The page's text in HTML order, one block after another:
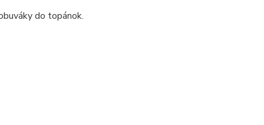
do topánok.